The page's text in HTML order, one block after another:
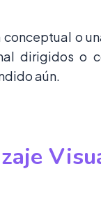
o
dirigidos o
aún.